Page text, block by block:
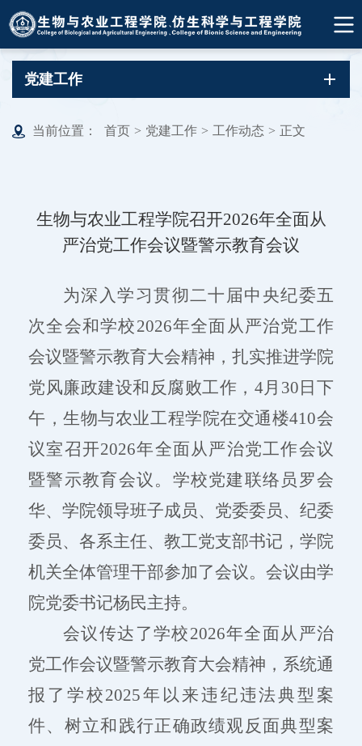
党建工作
当前位置： 首页 > 党建工作 > 工作动态 > 正文
生物与农业工程学院召开2026年全面从
严治党工作会议暨警示教育会议
为深入学习贯彻二十届中央纪委五
次全会和学校2026年全面从严治党工作
会议暨警示教育大会精神，扎实推进学院
党风廉政建设和反腐败工作，4月30日下
午，生物与农业工程学院在交通楼410会
议室召开2026年全面从严治党工作会议
暨警示教育会议。学校党建联络员罗会
华、学院领导班子成员、党委委员、纪委
委员、各系主任、教工党支部书记，学院
机关全体管理干部参加了会议。会议由学
院党委书记杨民主持。
会议传达了学校2026年全面从严治
党工作会议暨警示教育大会精神，系统通
报了学校2025年以来违纪违法典型案
件、树立和践行正确政绩观反面典型案